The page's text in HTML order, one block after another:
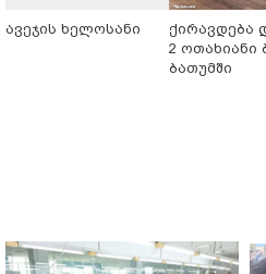
ავეჯის ხელოსანი
ქირავდება
2 ოთახიანი
ბათუმში